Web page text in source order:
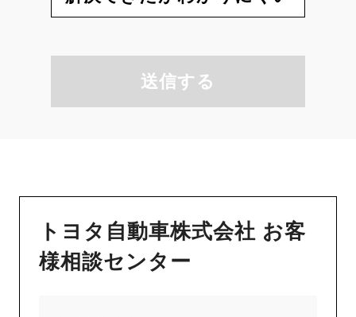
送信する
トヨタ自動車株式会社 お客
様相談センター